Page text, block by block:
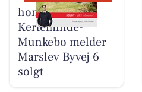
home
Kerteminde-
Munkebo melder
Marslev Byvej 6
solgt